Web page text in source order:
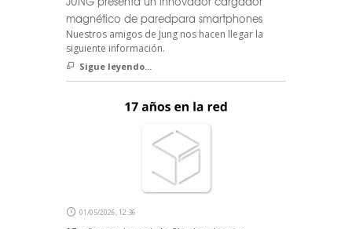
magnético de paredpara smartphones
Nuestros amigos de Jung nos hacen llegar la
siguiente información.
Sigue leyendo...
01/05/2026, 12:36